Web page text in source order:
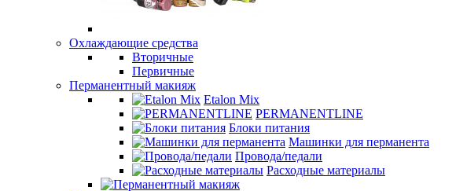
Охлаждающие средства
Вторичные
Первичные
Перманентный макияж
Etalon Mix
PERMANENTLINE
Блоки питания
Машинки для перманента
Провода/педали
Расходные материалы